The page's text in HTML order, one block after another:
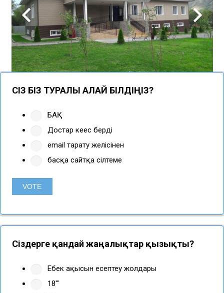
СІЗ БІЗ ТУРАЛЫ ҚАЛАЙ БІЛДІҢІЗ?
БАҚ
Достар кеңес берді
email тарату желісінен
басқа сайтқа сілтеме
Сіздерге қандай жаңалықтар қызықты?
Еңбек ақысын есептеу жолдары
18'"